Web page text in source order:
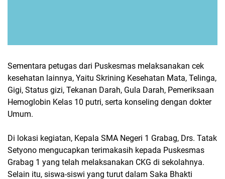
Sementara petugas dari Puskesmas melaksanakan cek
kesehatan lainnya, Yaitu Skrining Kesehatan Mata, Telinga,
Gigi, Status gizi, Tekanan Darah, Gula Darah, Pemeriksaan
Hemoglobin Kelas 10 putri, serta konseling dengan dokter
Umum.
Di lokasi kegiatan, Kepala SMA Negeri 1 Grabag, Drs. Tatak
Setyono mengucapkan terimakasih kepada Puskesmas
Grabag 1 yang telah melaksanakan CKG di sekolahnya.
Selain itu, siswa-siswi yang turut dalam Saka Bhakti